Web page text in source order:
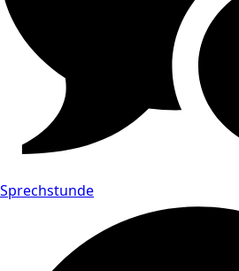
Sprechstunde